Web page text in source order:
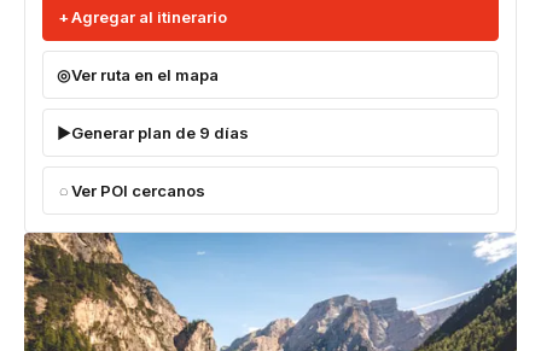
Agregar al itinerario
Ver ruta en el mapa
Generar plan de 9 días
Ver POI cercanos